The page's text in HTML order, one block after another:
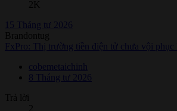
2K
15 Tháng tư 2026
Brandontug
FxPro: Thị trường tiền điện tử chưa vội phục
cobemetaichinh
8 Tháng tư 2026
Trả lời